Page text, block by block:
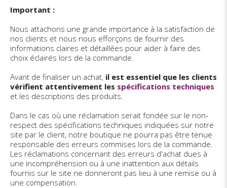
Important :
Nous attachons une grande importance à la satisfaction de
nos clients et nous nous efforçons de fournir des
informations claires et détaillées pour aider à faire des
choix éclairés lors de la commande.
Avant de finaliser un achat, il est essentiel que les clients
vérifient attentivement les spécifications techniques
et les descriptions des produits.
Dans le cas où une réclamation serait fondée sur le non-
respect des spécifications techniques indiquées sur notre
site par le client, notre boutique ne pourra pas être tenue
responsable des erreurs commises lors de la commande.
Les réclamations concernant des erreurs d'achat dues à
une incompréhension ou à une inattention aux détails
fournis sur le site ne donneront pas lieu à une remise ou à
une compensation.